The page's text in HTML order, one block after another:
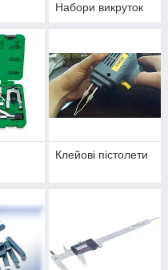
Набори викруток
Клейові пістолети